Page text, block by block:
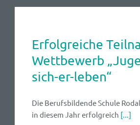
Erfolgreiche
Wettbewerb
sich-er-leben“
Die Berufsbildende Schule
in diesem Jahr erfolgreich [...]